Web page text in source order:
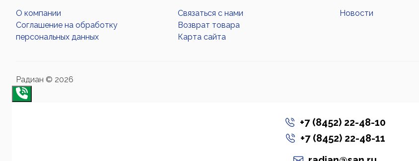
О компании
Соглашение на обработку
персональных данных
Связаться с нами
Возврат товара
Карта сайта
Новости
Радиан © 2026
+7 (8452) 22-48-10
+7 (8452) 22-48-11